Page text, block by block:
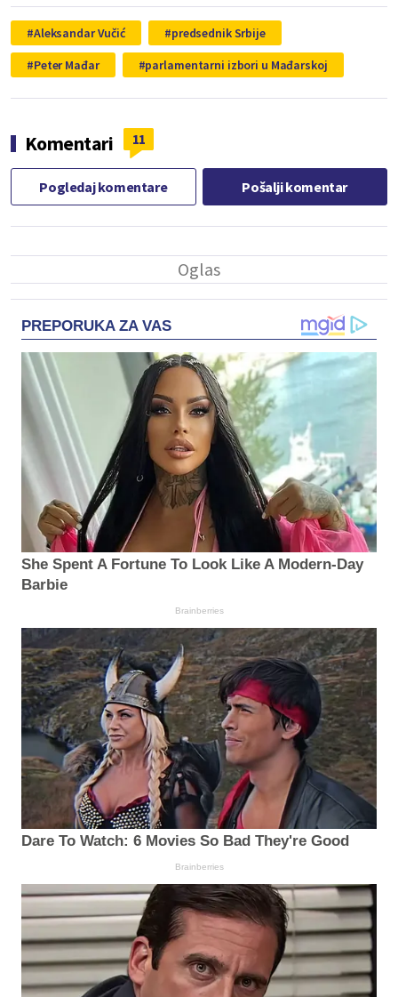
Aleksandar Vučić
predsednik Srbije
Peter Mađar
parlamentarni izbori u Mađarskoj
Komentari 11
Pogledaj komentare Pošalji komentar
PREPORUKA ZA VAS
She Spent A Fortune To Look Like A Modern-Day
Barbie
Brainberries
Dare To Watch: 6 Movies So Bad They're Good
Brainberries